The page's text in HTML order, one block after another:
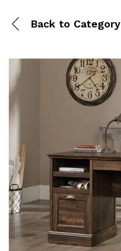
Back to Category